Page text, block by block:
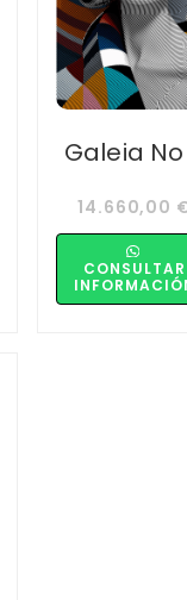
Galeia
14.660,00
CONSULTAR